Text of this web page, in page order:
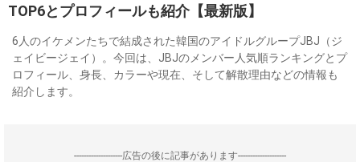
TOP6とプロフィールも紹介【最新版】
6人のイケメンたちで結成された韓国のアイドルグループJBJ（ジ
ェイビージェイ）。今回は、JBJのメンバー人気順ランキングとプ
ロフィール、身長、カラーや現在、そして解散理由などの情報も
紹介します。
--------------------広告の後に記事があります--------------------